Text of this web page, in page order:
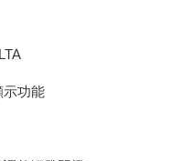
示功能